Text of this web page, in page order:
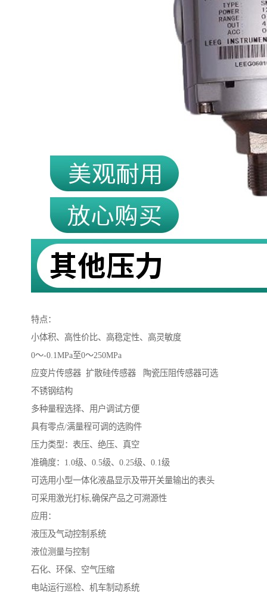
特点：
小体积、高性价比、高稳定性、高灵敏度
0～-0.1MPa至0～250MPa
应变片传感器 扩散硅传感器 陶瓷压阻传感器可选
不锈钢结构
多种量程选择、用户调试方便
具有零点/满量程可调的选购件
压力类型：表压、绝压、真空
准确度：1.0级、0.5级、0.25级、0.1级
可选用小型一体化液晶显示及带开关量输出的表头
可采用激光打标,确保产品之可溯源性
应用：
液压及气动控制系统
液位测量与控制
石化、环保、空气压缩
电站运行巡检、机车制动系统